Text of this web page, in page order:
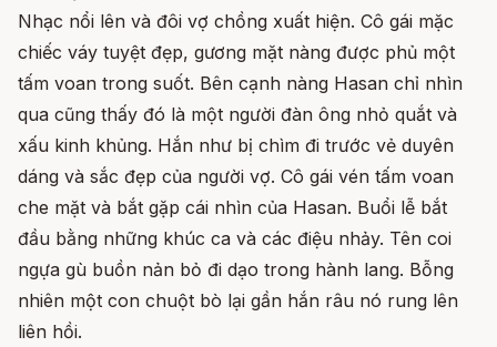
Nhạc nổi lên và đôi vợ chồng xuất hiện. Cô gái mặc
chiếc váy tuyệt đẹp, gương mặt nàng được phủ một
tấm voan trong suốt. Bên cạnh nàng Hasan chỉ nhìn
qua cũng thấy đó là một người đàn ông nhỏ quắt và
xấu kinh khủng. Hắn như bị chìm đi trước vẻ duyên
dáng và sắc đẹp của người vợ. Cô gái vén tấm voan
che mặt và bắt gặp cái nhìn của Hasan. Buổi lễ bắt
đầu bằng những khúc ca và các điệu nhảy. Tên coi
ngựa gù buồn nản bỏ đi dạo trong hành lang. Bỗng
nhiên một con chuột bò lại gần hắn râu nó rung lên
liên hồi.